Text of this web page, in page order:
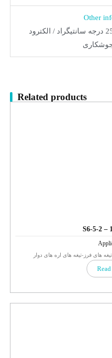
Other
دمای پیش گرم: 200 الی 250 درجه سانتیگراد / الکترود
Related products
S6-5-2 –
های فرز-تیغه های اره های دوار